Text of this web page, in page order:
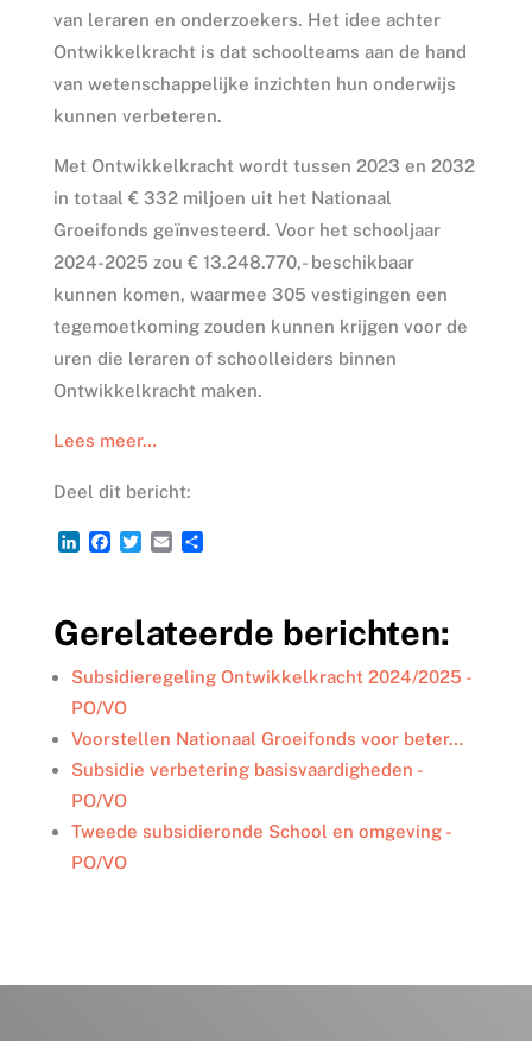
van leraren en onderzoekers. Het idee achter
Ontwikkelkracht is dat schoolteams aan de hand
van wetenschappelijke inzichten hun onderwijs
kunnen verbeteren.
Met Ontwikkelkracht wordt tussen 2023 en 2032
in totaal € 332 miljoen uit het Nationaal
Groeifonds geïnvesteerd. Voor het schooljaar
2024-2025 zou € 13.248.770,- beschikbaar
kunnen komen, waarmee 305 vestigingen een
tegemoetkoming zouden kunnen krijgen voor de
uren die leraren of schoolleiders binnen
Ontwikkelkracht maken.
Lees meer…
Deel dit bericht:
L
e
d
I
n
F
b
o
o
k
T
t
e
r
E
l
D
n
Gerelateerde berichten:
Subsidieregeling Ontwikkelkracht 2024/2025 -
PO/VO
Voorstellen Nationaal Groeifonds voor beter…
Subsidie verbetering basisvaardigheden -
PO/VO
Tweede subsidieronde School en omgeving -
PO/VO